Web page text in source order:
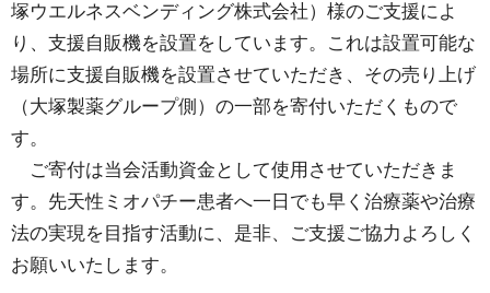
塚ウエルネスベンディング株式会社）様のご支援によ
り、支援自販機を設置をしています。これは設置可能な
場所に支援自販機を設置させていただき、その売り上げ
（大塚製薬グループ側）の一部を寄付いただくもので
す。
ご寄付は当会活動資金として使用させていただきま
す。先天性ミオパチー患者へ一日でも早く治療薬や治療
法の実現を目指す活動に、是非、ご支援ご協力よろしく
お願いいたします。